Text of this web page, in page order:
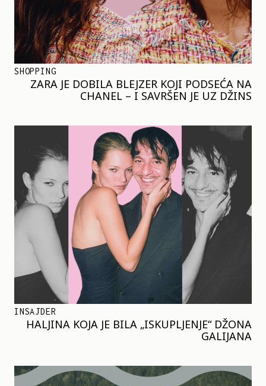
SHOPPING
ZARA JE DOBILA BLEJZER KOJI PODSEĆA NA
CHANEL – I SAVRŠEN JE UZ DŽINS
INSAJDER
HALJINA KOJA JE BILA „ISKUPLJENJE“ DŽONA
GALIJANA